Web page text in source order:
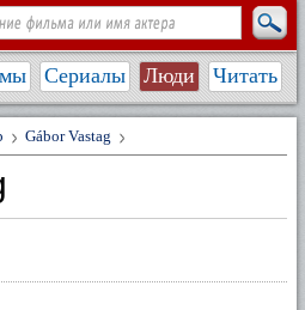
Сериалы Люди Читать
Gábor Vastag